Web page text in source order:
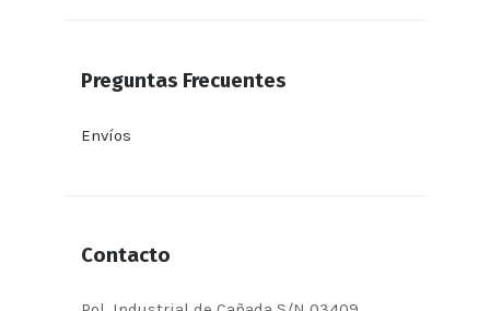
Preguntas Frecuentes
Envíos
Contacto